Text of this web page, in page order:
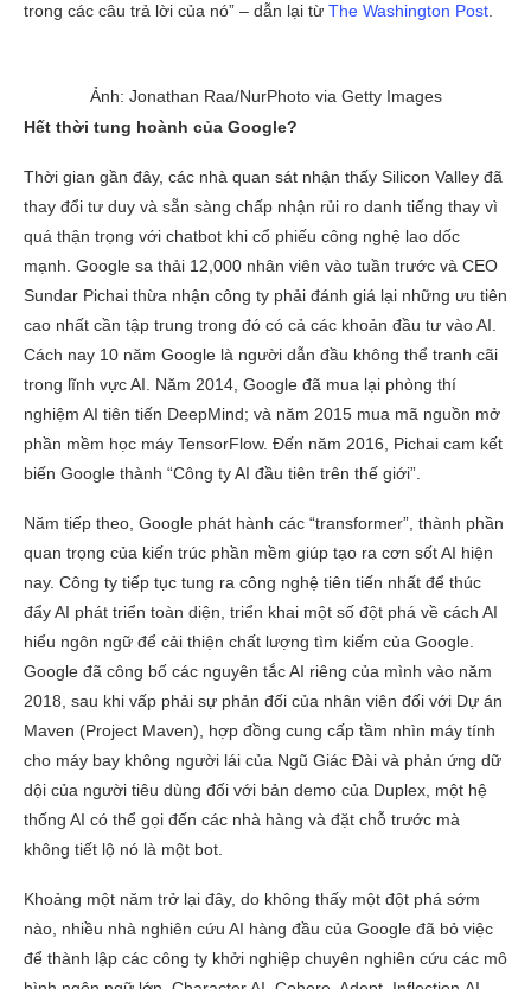
trong các câu trả lời của nó” – dẫn lại từ The Washington Post
Ảnh: Jonathan Raa/NurPhoto via Getty Images
Hết thời tung hoành của Google?
Thời gian gần đây, các nhà quan sát nhận thấy Silicon Valley đã
thay đổi tư duy và sẵn sàng chấp nhận rủi ro danh tiếng thay vì
quá thận trọng với chatbot khi cổ phiếu công nghệ lao dốc
mạnh. Google sa thải 12,000 nhân viên vào tuần trước và CEO
Sundar Pichai thừa nhận công ty phải đánh giá lại những ưu tiên
cao nhất cần tập trung trong đó có cả các khoản đầu tư vào AI.
Cách nay 10 năm Google là người dẫn đầu không thể tranh cãi
trong lĩnh vực AI. Năm 2014, Google đã mua lại phòng thí
nghiệm AI tiên tiến DeepMind; và năm 2015 mua mã nguồn mở
phần mềm học máy TensorFlow. Đến năm 2016, Pichai cam kết
biến Google thành “Công ty AI đầu tiên trên thế giới”.
Năm tiếp theo, Google phát hành các “transformer”, thành phần
quan trọng của kiến trúc phần mềm giúp tạo ra cơn sốt AI hiện
nay. Công ty tiếp tục tung ra công nghệ tiên tiến nhất để thúc
đẩy AI phát triển toàn diện, triển khai một số đột phá về cách AI
hiểu ngôn ngữ để cải thiện chất lượng tìm kiếm của Google.
Google đã công bố các nguyên tắc AI riêng của mình vào năm
2018, sau khi vấp phải sự phản đối của nhân viên đối với Dự án
Maven (Project Maven), hợp đồng cung cấp tầm nhìn máy tính
cho máy bay không người lái của Ngũ Giác Đài và phản ứng dữ
dội của người tiêu dùng đối với bản demo của Duplex, một hệ
thống AI có thể gọi đến các nhà hàng và đặt chỗ trước mà
không tiết lộ nó là một bot.
Khoảng một năm trở lại đây, do không thấy một đột phá sớm
nào, nhiều nhà nghiên cứu AI hàng đầu của Google đã bỏ việc
để thành lập các công ty khởi nghiệp chuyên nghiên cứu các mô